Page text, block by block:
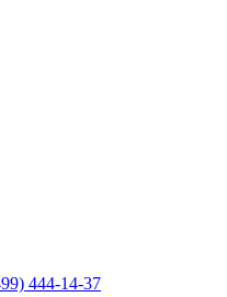
444-14-37